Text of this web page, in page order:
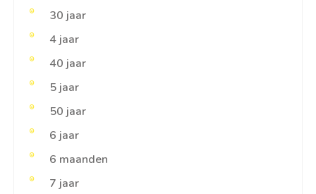
30 jaar
4 jaar
40 jaar
5 jaar
50 jaar
6 jaar
6 maanden
7 jaar